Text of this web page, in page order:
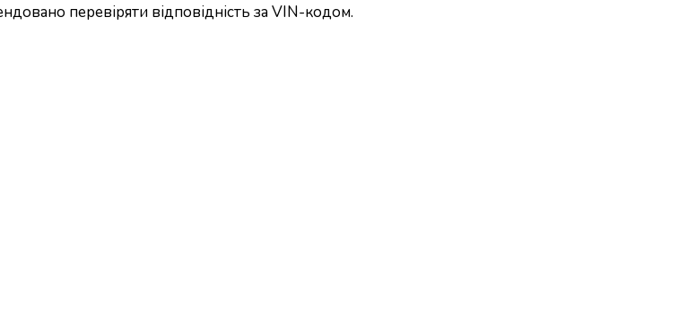
перевіряти відповідність за VIN-кодом.